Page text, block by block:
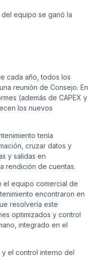
equipo se ganó la
cada año, todos los
reunión de Consejo. En
(además de CAPEX y
los nuevos
tenía
cruzar datos y
y salidas en
rendición de cuentas.
el equipo comercial de
encontraron en
resolvería este
optimizados y control
integrado en el
el control interno del